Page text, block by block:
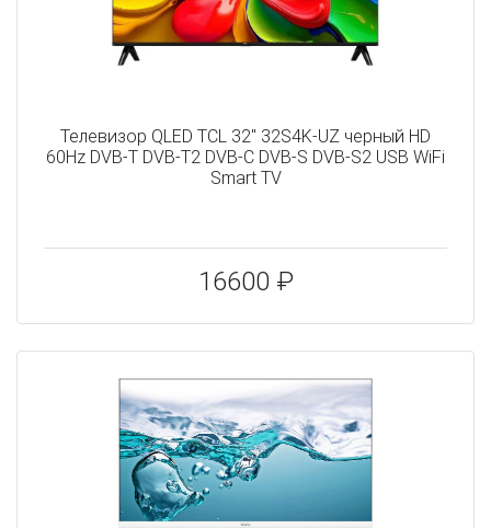
Телевизор QLED TCL 32" 32S4K-UZ черный HD
60Hz DVB-T DVB-T2 DVB-C DVB-S DVB-S2 USB WiFi
Smart TV
16600 ₽